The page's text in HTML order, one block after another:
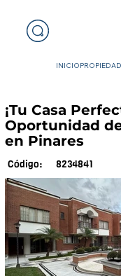
INICIO
¡Tu Casa
Oportunidad
en Pinares
Código: 8234841